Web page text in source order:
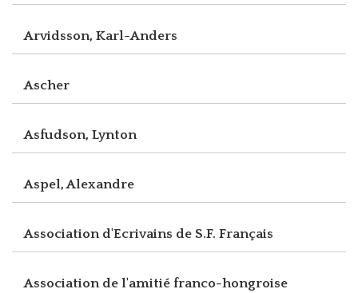
Arvidsson, Karl-Anders
Ascher
Asfudson, Lynton
Aspel, Alexandre
Association d'Ecrivains de S.F. Français
Association de l'amitié franco-hongroise